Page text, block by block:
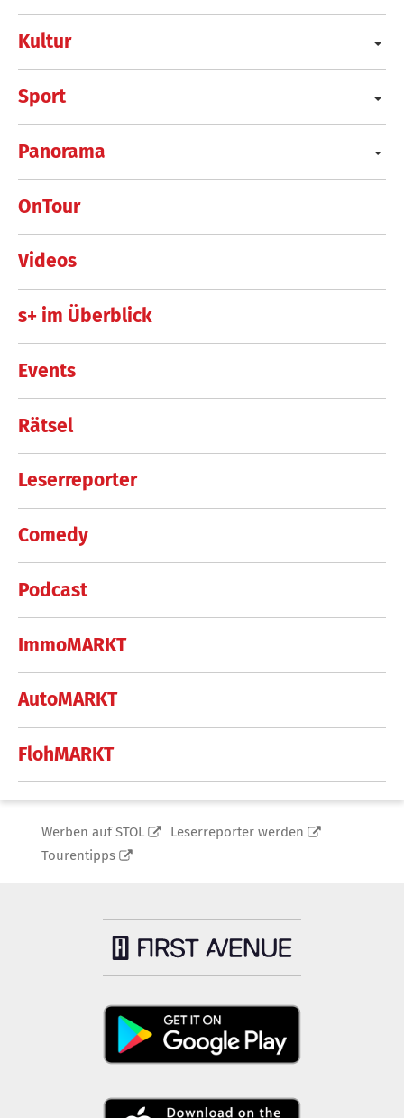
Kultur
Sport
Panorama
OnTour
Videos
s+ im Überblick
Events
Rätsel
Leserreporter
Comedy
Podcast
ImmoMARKT
AutoMARKT
FlohMARKT
Werben auf STOL
Leserreporter werden
Tourentipps